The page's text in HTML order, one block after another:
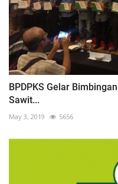
BPDPKS Gelar
Sawit...
May 3, 2019 5656